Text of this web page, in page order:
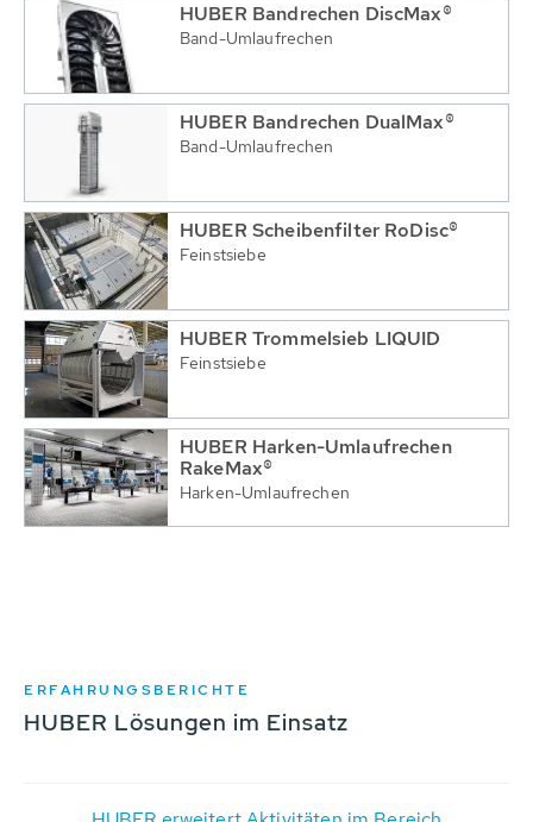
HUBER Bandrechen DiscMax®
Band-Umlaufrechen
HUBER Bandrechen DualMax®
Band-Umlaufrechen
HUBER Scheibenfilter RoDisc®
Feinstsiebe
HUBER Trommelsieb LIQUID
Feinstsiebe
HUBER Harken-Umlaufrechen
RakeMax®
Harken-Umlaufrechen
ERFAHRUNGSBERICHTE
HUBER Lösungen im Einsatz